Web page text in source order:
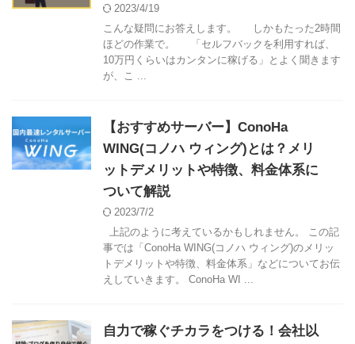
2023/4/19
こんな疑問にお答えします。 しかもたった2時間
ほどの作業で。 「セルフバックを利用すれば、
10万円くらいはカンタンに稼げる」とよく聞きます
が、こ ...
【おすすめサーバー】ConoHa
WING(コノハ ウィング)とは？メリ
ットデメリットや特徴、料金体系に
ついて解説
2023/7/2
上記のように考えているかもしれません。 この記
事では「ConoHa WING(コノハ ウィング)のメリッ
トデメリットや特徴、料金体系」などについてお伝
えしていきます。 ConoHa WI ...
自力で稼ぐチカラをつける！会社以